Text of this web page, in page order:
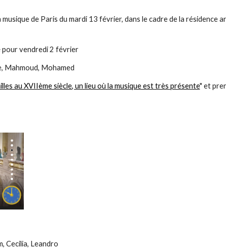
de Paris du mardi 13 février, dans le cadre de la résidence
pour vendredi 2 février
Mahmoud, Mohamed
au XVIIème siècle, un lieu où la musique est très présente" et
Cecilia, Leandro